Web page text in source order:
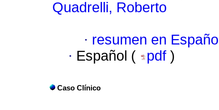
Quadrelli, Roberto
· resumen en
· Español ( pdf )
Caso Clínico